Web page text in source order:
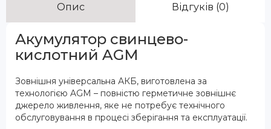
Опис Відгуків (0)
Акумулятор свинцево-
кислотний AGM
Зовнішня універсальна АКБ, виготовлена за
технологією AGM – повністю герметичне зовнішнє
джерело живлення, яке не потребує технічного
обслуговування в процесі зберігання та експлуатації.